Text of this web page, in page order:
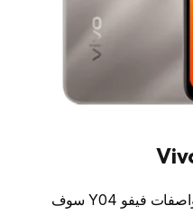
بعد أن ذكرت لك كل مل يخص مواصفات فيفو Y04 سوف